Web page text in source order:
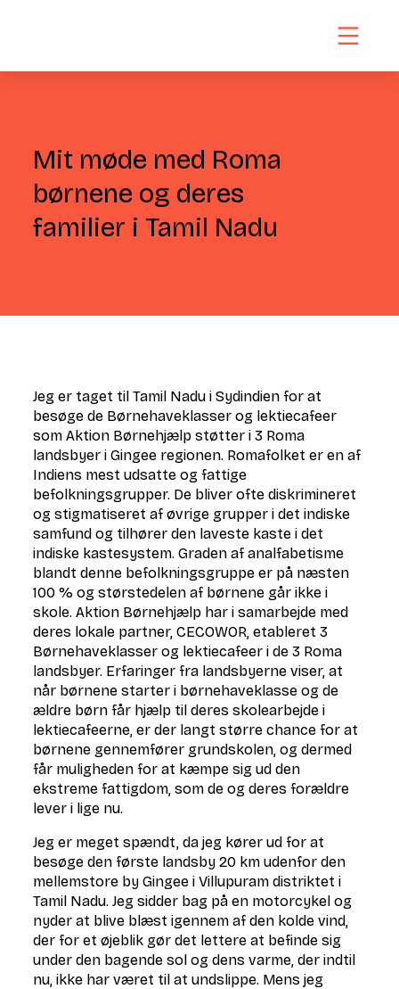
Mit møde med Roma
børnene og deres
familier i Tamil Nadu
Jeg er taget til Tamil Nadu i Sydindien for at
besøge de Børnehaveklasser og lektiecafeer
som Aktion Børnehjælp støtter i 3 Roma
landsbyer i Gingee regionen. Romafolket er en af
Indiens mest udsatte og fattige
befolkningsgrupper. De bliver ofte diskrimineret
og stigmatiseret af øvrige grupper i det indiske
samfund og tilhører den laveste kaste i det
indiske kastesystem. Graden af analfabetisme
blandt denne befolkningsgruppe er på næsten
100 % og størstedelen af børnene går ikke i
skole. Aktion Børnehjælp har i samarbejde med
deres lokale partner, CECOWOR, etableret 3
Børnehaveklasser og lektiecafeer i de 3 Roma
landsbyer. Erfaringer fra landsbyerne viser, at
når børnene starter i børnehaveklasse og de
ældre børn får hjælp til deres skolearbejde i
lektiecafeerne, er der langt større chance for at
børnene gennemfører grundskolen, og dermed
får muligheden for at kæmpe sig ud den
ekstreme fattigdom, som de og deres forældre
lever i lige nu.
Jeg er meget spændt, da jeg kører ud for at
besøge den første landsby 20 km udenfor den
mellemstore by Gingee i Villupuram distriktet i
Tamil Nadu. Jeg sidder bag på en motorcykel og
nyder at blive blæst igennem af den kolde vind,
der for et øjeblik gør det lettere at befinde sig
under den bagende sol og dens varme, der indtil
nu, ikke har været til at undslippe. Mens jeg